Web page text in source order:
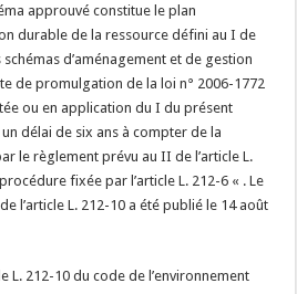
approuvé constitue le plan
durable de la ressource défini au I de
schémas d’aménagement et de gestion
de promulgation de la loi n° 2006-1772
ou en application du I du présent
délai de six ans à compter de la
le règlement prévu au II de l’article L.
fixée par l’article L. 212-6 « . Le
l’article L. 212-10 a été publié le 14 août
L. 212-10 du code de l’environnement